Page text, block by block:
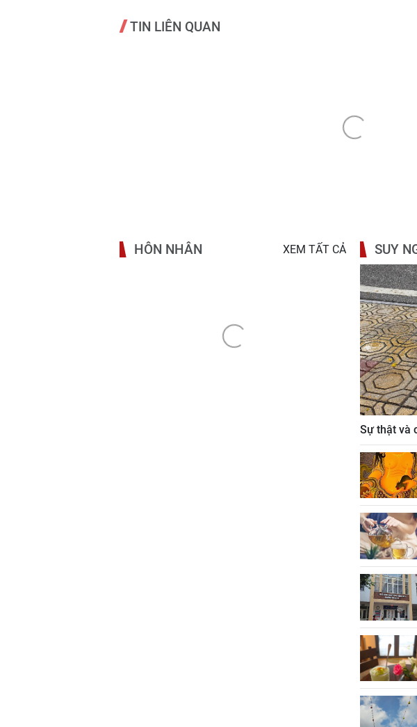
TIN LIÊN QUAN
HÔN NHÂN XEM TẤT CẢ SUY
Sự thật và